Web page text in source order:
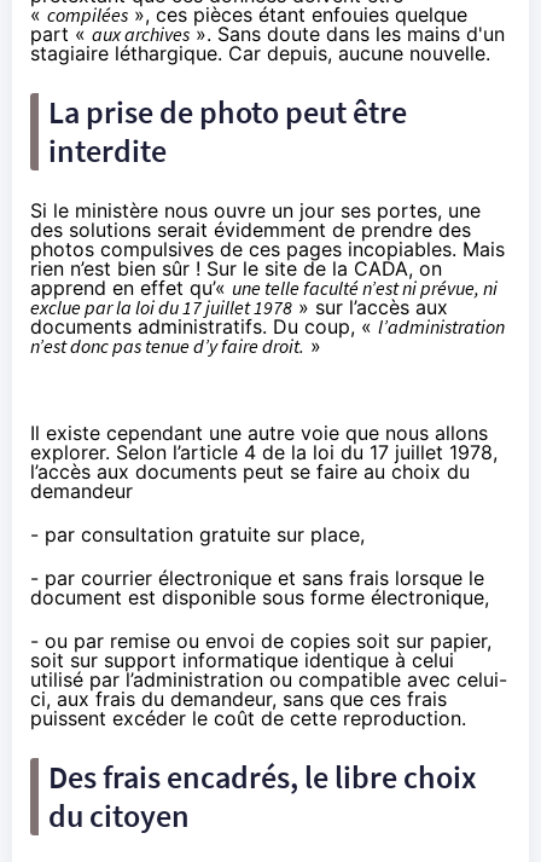
« compilées », ces pièces étant enfouies quelque
part « aux archives ». Sans doute dans les mains d'un
stagiaire léthargique. Car depuis, aucune nouvelle.
La prise de photo peut être
interdite
Si le ministère nous ouvre un jour ses portes, une
des solutions serait évidemment de prendre des
photos compulsives de ces pages incopiables. Mais
rien n’est bien sûr ! Sur le site de la CADA, on
apprend en effet qu’« une telle faculté n’est ni prévue, ni
exclue par la loi du 17 juillet 1978 » sur l’accès aux
documents administratifs. Du coup, « l’administration
n’est donc pas tenue d’y faire droit. »
Il existe cependant une autre voie que nous allons
explorer. Selon l’article 4 de la loi du 17 juillet 1978,
l’accès aux documents peut se faire au choix du
demandeur
- par consultation gratuite sur place,
- par courrier électronique et sans frais lorsque le
document est disponible sous forme électronique,
- ou par remise ou envoi de copies soit sur papier,
soit sur support informatique identique à celui
utilisé par l’administration ou compatible avec celui-
ci, aux frais du demandeur, sans que ces frais
puissent excéder le coût de cette reproduction.
Des frais encadrés, le libre choix
du citoyen